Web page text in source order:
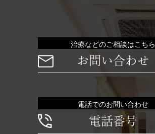
治療などのご相談はこちら
お問い合わせ
電話でのお問い合わせ
電話番号